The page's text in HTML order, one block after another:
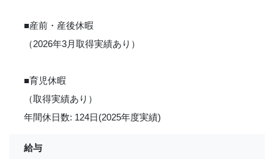
■産前・産後休暇
（2026年3月取得実績あり）
■育児休暇
（取得実績あり）
年間休日数: 124日(2025年度実績)
給与